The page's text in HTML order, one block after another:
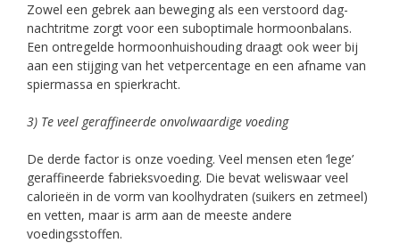
Zowel een gebrek aan beweging als een verstoord dag-
nachtritme zorgt voor een suboptimale hormoonbalans.
Een ontregelde hormoonhuishouding draagt ook weer bij
aan een stijging van het vetpercentage en een afname van
spiermassa en spierkracht.
3) Te veel geraffineerde onvolwaardige voeding
De derde factor is onze voeding. Veel mensen eten ‘lege’
geraffineerde fabrieksvoeding. Die bevat weliswaar veel
calorieën in de vorm van koolhydraten (suikers en zetmeel)
en vetten, maar is arm aan de meeste andere
voedingsstoffen.